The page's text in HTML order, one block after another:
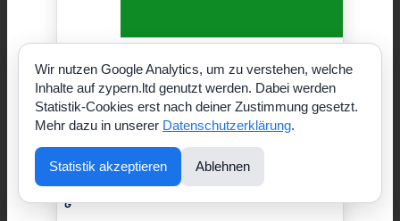
ONÄR
AMBU
LANT
REHA
G
unbegrenzt
unbegrenzt
Wir nutzen Google Analytics, um zu verstehen, welche
Inhalte auf zypern.ltd genutzt werden. Dabei werden
Statistik-Cookies erst nach deiner Zustimmung gesetzt.
Mehr dazu in unserer Datenschutzerklärung.
Statistik akzeptieren Ablehnen